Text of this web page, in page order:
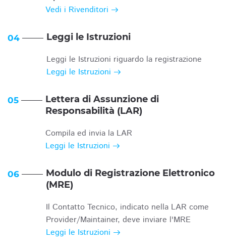
Vedi i Rivenditori
04 Leggi le Istruzioni
Leggi le Istruzioni riguardo la registrazione
Leggi le Istruzioni
05
Lettera di Assunzione di
Responsabilità (LAR)
Compila ed invia la LAR
Leggi le Istruzioni
06
Modulo di Registrazione Elettronico
(MRE)
Il Contatto Tecnico, indicato nella LAR come
Provider/Maintainer, deve inviare l'MRE
Leggi le Istruzioni